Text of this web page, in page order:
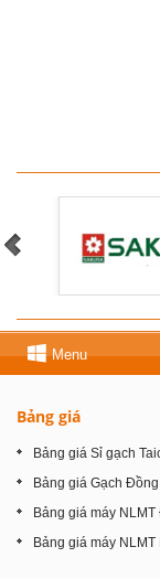
Menu
Bảng giá
Bảng giá Sỉ gạch
Bảng giá Gạch
Bảng giá máy
Bảng giá máy NLMT